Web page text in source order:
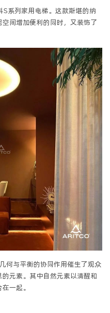
系列家用电梯。这款斯堪的纳
间增加便利的同时，又装饰了
与平衡的协同作用催生了观众
元素。其中自然元素以清醒和
一起。